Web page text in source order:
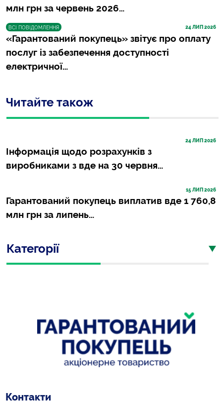
млн грн за червень 2026…
ВСІ ПОВІДОМЛЕННЯ 24 ЛИП 2026
«Гарантований покупець» звітує про оплату
послуг із забезпечення доступності
електричної…
Читайте також
24 ЛИП 2026
Інформація щодо розрахунків з
виробниками з вде на 30 червня…
15 ЛИП 2026
Гарантований покупець виплатив вде 1 760,8
млн грн за липень…
Категорії
Контакти